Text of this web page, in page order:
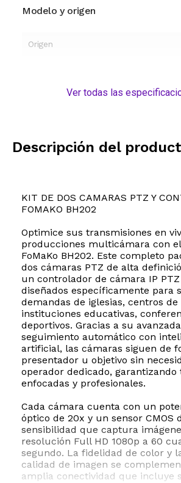
Modelo y origen
Origen
Ver todas las
Descripción del
KIT DE DOS CAMARAS PTZ Y
FOMAKO BH202
Optimice sus transmisiones en
producciones multicámara con
FoMaKo BH202. Este completo
dos cámaras PTZ de alta
un controlador de cámara IP
diseñados específicamente para
demandas de iglesias, centros
instituciones educativas,
deportivos. Gracias a su
seguimiento automático con
artificial, las cámaras siguen de
presentador u objetivo sin
operador dedicado, garantizando
enfocadas y profesionales.
Cada cámara cuenta con un
óptico de 20x y un sensor CMOS
sensibilidad que captura
resolución Full HD 1080p a 60
segundo. La fidelidad de color y
calidad de imagen se
amplia conectividad que incluye